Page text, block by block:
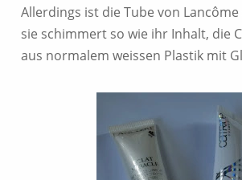
Allerdings ist die Tube von
sie schimmert so wie ihr Inhalt, die
aus normalem weissen Plastik mit